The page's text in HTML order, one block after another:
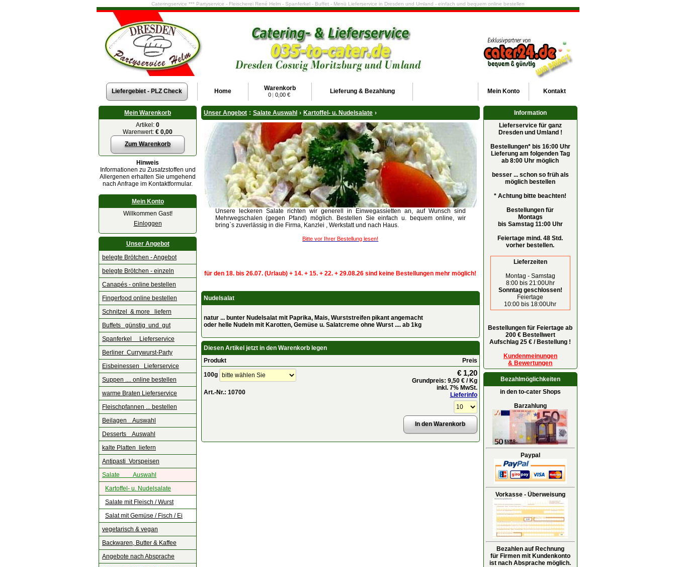
Cateringservice *** Partyservice - Fleischerei René Helm - Spanferkel - Buffet - Menü Lieferservice in Dresden und Umland - einfach und bequem online bestellen
Liefergebiet - PLZ Check Home Warenkorb
0 | 0,00 € Lieferung & Bezahlung Kontakt
Mein Konto
Mein Warenkorb
Artikel: 0
Warenwert: € 0,00
Zum Warenkorb
Hinweis
Informationen zu Zusatzstoffen und
Allergenen erhalten Sie umgehend
nach Anfrage im Kontaktformular.
Mein Konto
Willkommen Gast!
Einloggen
Unser Angebot
belegte Brötchen - Angebot
belegte Brötchen - einzeln
Canapés - online bestellen
Fingerfood online bestellen
Schnitzel & more liefern
Buffets günstig und gut
Spanferkel Lieferservice
Berliner Currywurst-Party
Eisbeinessen Lieferservice
Suppen .... online bestellen
warme Braten Lieferservice
Fleischpfannen ... bestellen
Beilagen Auswahl
Desserts Auswahl
kalte Platten liefern
Antipasti Vorspeisen
Salate Auswahl
Kartoffel- u. Nudelsalate
Salate mit Fleisch / Wurst
Salat mit Gemüse / Fisch / Ei
vegetarisch & vegan
Backwaren, Butter & Kaffee
Angebote nach Absprache
Unser Angebot : Salate Auswahl › Kartoffel- u. Nudelsalate ›
Unsere leckeren Salate richten wir generell in Einwegassietten an, auf Wunsch sind
Mehrwegschalen (gegen Pfand) möglich. Bestellen Sie einfach u. bequem online, wir
bring`s zuverlässig in die Firma, Kanzlei , Werkstatt und nach Haus.
Bitte vor Ihrer Bestellung lesen!
für den 18. bis 26.07. (Urlaub) + 14. + 15. + 22. + 29.08.26 sind keine Bestellungen mehr möglich!
Nudelsalat
natur ... bunter Nudelsalat mit Paprika, Mais, Wurststreifen pikant angemacht
oder helle Nudeln mit Karotten, Gemüse u. Salatcreme ohne Wurst .... ab 1kg
Diesen Artikel jetzt in den Warenkorb legen
Produkt
Preis
100g
Art.-Nr.: 10700
€ 1,20
Grundpreis: 9,50 € / Kg
inkl. 7% MwSt.
Lieferinfo
Information
Lieferservice für ganz
Dresden und Umland !
Bestellungen* bis 16:00 Uhr
Lieferung am folgenden Tag
ab 8:00 Uhr möglich
besser ... schon so früh als
möglich bestellen
*Achtung bitte beachten!
Bestellungen für
Montags
bis Samstag 11:00 Uhr
Feiertage mind. 48 Std.
vorher bestellen.
Lieferzeiten
Montag - Samstag
8:00 bis 21:00Uhr
Sonntag geschlossen!
Feiertage
10:00 bis 18:00Uhr
Bestellungen für Feiertage ab
200 € Bestellwert
Aufschlag 25 € / Bestellung !
Kundenmeinungen
& Bewertungen
Bezahlmöglichkeiten
in den to-cater Shops
Barzahlung
Paypal
Vorkasse - Überweisung
Bezahlen auf Rechnung
für Firmen mit Kundenkonto
ist nach Absprache möglich.